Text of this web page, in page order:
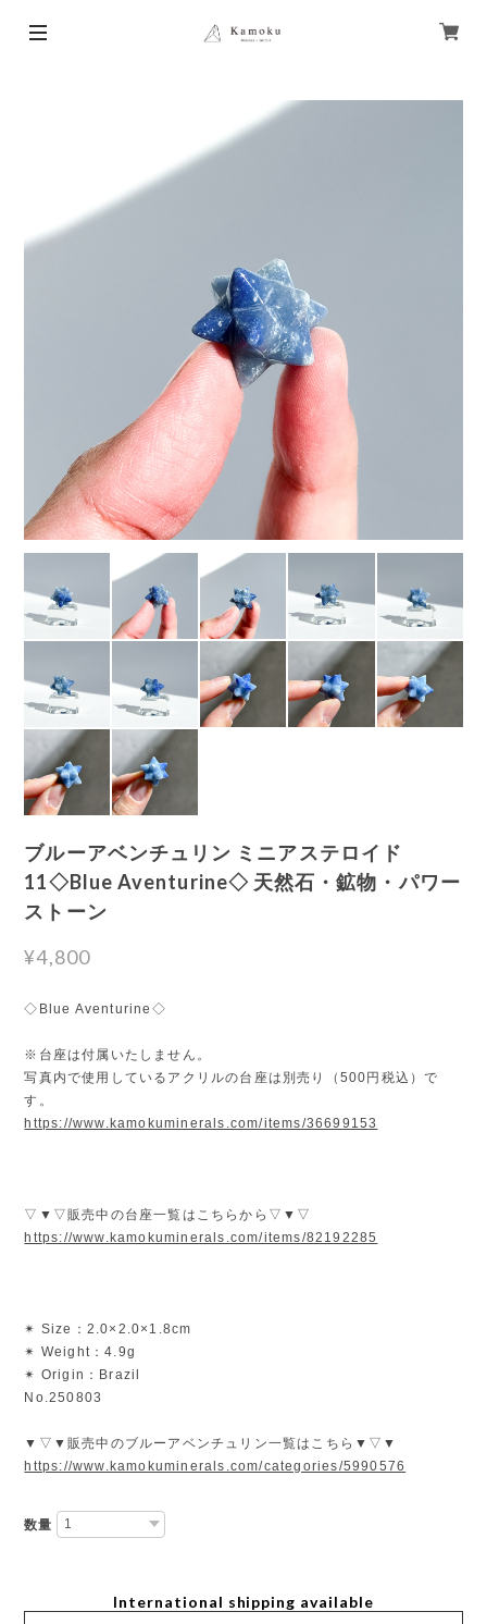
ブルーアベンチュリン ミニアステロイド
11◇Blue Aventurine◇ 天然石・鉱物・パワー
ストーン
¥4,800
◇Blue Aventurine◇
※台座は付属いたしません。
写真内で使用しているアクリルの台座は別売り（500円税込）で
す。
https://www.kamokuminerals.com/items/36699153
▽▼▽販売中の台座一覧はこちらから▽▼▽
https://www.kamokuminerals.com/items/82192285
✴︎ Size：2.0×2.0×1.8cm
✴︎ Weight：4.9g
✴︎ Origin：Brazil
No.250803
▼▽▼販売中のブルーアベンチュリン一覧はこちら▼▽▼
https://www.kamokuminerals.com/categories/5990576
数量
International shipping available